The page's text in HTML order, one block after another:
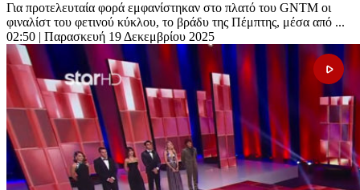
Για προτελευταία φορά εμφανίστηκαν στο πλατό του GNTM οι
φιναλίστ του φετινού κύκλου, το βράδυ της Πέμπτης, μέσα από ...
02:50 | Παρασκευή 19 Δεκεμβρίου 2025